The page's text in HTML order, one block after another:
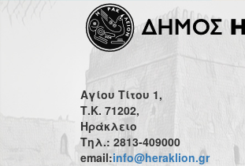
Αγίου Τίτου 1,
Τ.Κ. 71202,
Ηράκλειο
Τηλ.: 2813-409000
email:info@heraklion.gr